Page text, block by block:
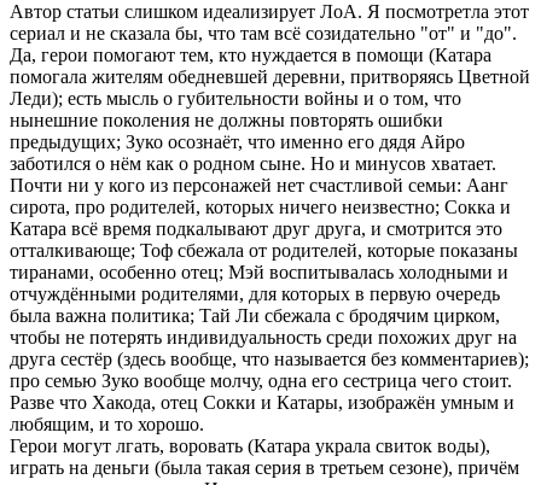
Автор статьи слишком идеализирует ЛоА. Я посмотретла этот
сериал и не сказала бы, что там всё созидательно "от" и "до".
Да, герои помогают тем, кто нуждается в помощи (Катара
помогала жителям обедневшей деревни, притворяясь Цветной
Леди); есть мысль о губительности войны и о том, что
нынешние поколения не должны повторять ошибки
предыдущих; Зуко осознаёт, что именно его дядя Айро
заботился о нём как о родном сыне. Но и минусов хватает.
Почти ни у кого из персонажей нет счастливой семьи: Аанг
сирота, про родителей, которых ничего неизвестно; Сокка и
Катара всё время подкалывают друг друга, и смотрится это
отталкивающе; Тоф сбежала от родителей, которые показаны
тиранами, особенно отец; Мэй воспитывалась холодными и
отчуждёнными родителями, для которых в первую очередь
была важна политика; Тай Ли сбежала с бродячим цирком,
чтобы не потерять индивидуальность среди похожих друг на
друга сестёр (здесь вообще, что называется без комментариев);
про семью Зуко вообще молчу, одна его сестрица чего стоит.
Разве что Хакода, отец Сокки и Катары, изображён умным и
любящим, и то хорошо.
Герои могут лгать, воровать (Катара украла свиток воды),
играть на деньги (была такая серия в третьем сезоне), причём